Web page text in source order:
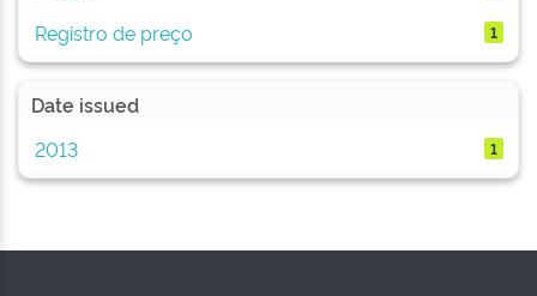
Registro de preço 1
Date issued
2013
1